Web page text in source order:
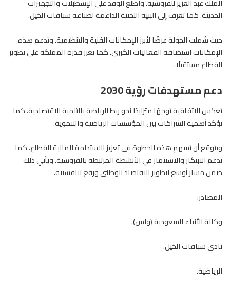
الملك عبد العزيز للفروسية. واطلع الوفد على الإسطبلات والتجهيزات
الحديثة. كما تعرف إلى البنية التحتية الداعمة لصناعةسباقات الخيل.
حيث شملت الجولة عرضًا لأبرز الإمكانات الفنية والتنظيمية. وتدعم هذه
الإمكانات استضافة الفعاليات الكبرى. كما تعزز قدرة المملكة على تطوير
القطاع مستقبلًا.
دعم مستهدفات رؤية 2030
تعكس الاتفاقية توجهًا متزايدًا نحو ربط الرياضة بالتنمية الاقتصادية. كما
تؤكد أهمية الشراكات بين المؤسسات الرياضية والتنموية.
ويتوقع أن تسهم هذه الخطوة في تعزيز الاستدامة المالية للقطاع. كما
تدعم الابتكار والاستثمار في الأنشطة المرتبطة بالفروسية. ويأتي ذلك
ضمن مسار أوسع لتطوير الاقتصاد الوطني ورفع تنافسيته.
المصادر:
وكالة الأنباء السعودية (واس).
نادي سباقات الخيل.
الرياضية.